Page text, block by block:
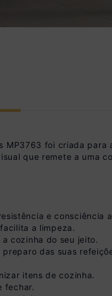
foi criada para
que remete a uma
e consciência
a limpeza.
cozinha do seu jeito.
das suas
itens de cozinha.
fechar.